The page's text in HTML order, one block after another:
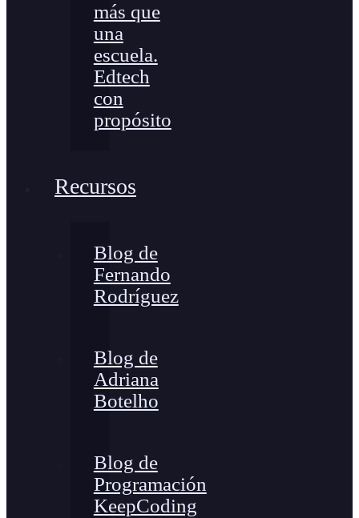
más que
una
escuela.
Edtech
con
propósito
Recursos
Blog de
Fernando
Rodríguez
Blog de
Adriana
Botelho
Blog de
Programación
KeepCoding